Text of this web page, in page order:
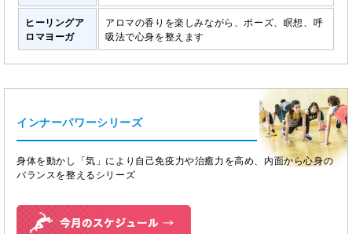
ヒーリングア
ロマヨーガ
アロマの香りを楽しみながら、ポーズ、瞑想、呼
吸法で心身を整えます
インナーパワーシリーズ
身体を動かし「気」により自己免疫力や治癒力を高め、内面から心身の
バランスを整えるシリーズ